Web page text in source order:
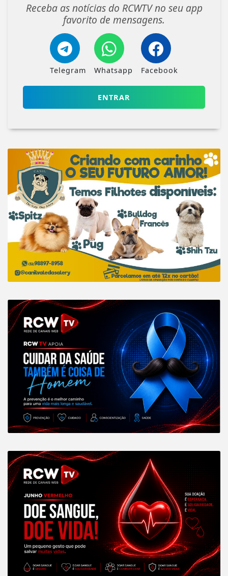
Receba as notícias do RCWTV no seu app
favorito de mensagens.
Telegram Whatsapp Facebook
ENTRAR